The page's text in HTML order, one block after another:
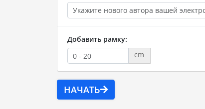
Добавить рамку:
cm
НАЧАТЬ